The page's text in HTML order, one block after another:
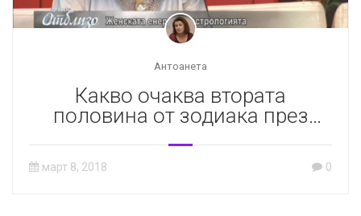
Антоанета
Какво очаква втората
половина от зодиака през
март 8, 2018 0